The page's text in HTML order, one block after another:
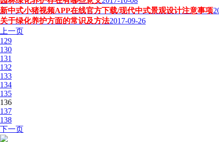
新中式小猪视频APP在线官方下载/现代中式景观设计注意事项
关于绿化养护方面的常识及方法2017-09-26
上一页
129
130
131
132
133
134
135
136
137
138
下一页